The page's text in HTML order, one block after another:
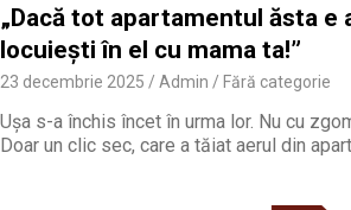
„Dacă tot apartamentul ăsta e
locuiești în el cu mama ta!”
23 decembrie 2025 Admin Fără categorie
Ușa s-a închis încet în urma lor. Nu cu
Doar un clic sec, care a tăiat aerul din